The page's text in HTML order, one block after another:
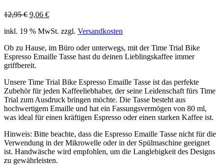
12,95€ Ursprünglicher
war:
9,06 €Aktueller
ist:
inkl. 19 % MwSt. zzgl. Versandkosten
Ob zu Hause, im Büro oder unterwegs, mit der Time Trial Bike
Espresso Emaille Tasse hast du deinen Lieblingskaffee immer
griffbereit.
Unsere Time Trial Bike Espresso Emaille Tasse ist das perfekte
Zubehör für jeden Kaffeeliebhaber, der seine Leidenschaft fürs Time
Trial zum Ausdruck bringen möchte. Die Tasse besteht aus
hochwertigem Emaille und hat ein Fassungsvermögen von 80 ml,
was ideal für einen kräftigen Espresso oder einen starken Kaffee ist.
Hinweis: Bitte beachte, dass die Espresso Emaille Tasse nicht für die
Verwendung in der Mikrowelle oder in der Spülmaschine geeignet
ist. Handwäsche wird empfohlen, um die Langlebigkeit des Designs
zu gewährleisten.